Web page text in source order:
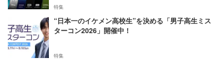
特集
“日本一のイケメン高校生”を決める「男子高生ミス
ターコン2026」開催中！
特集